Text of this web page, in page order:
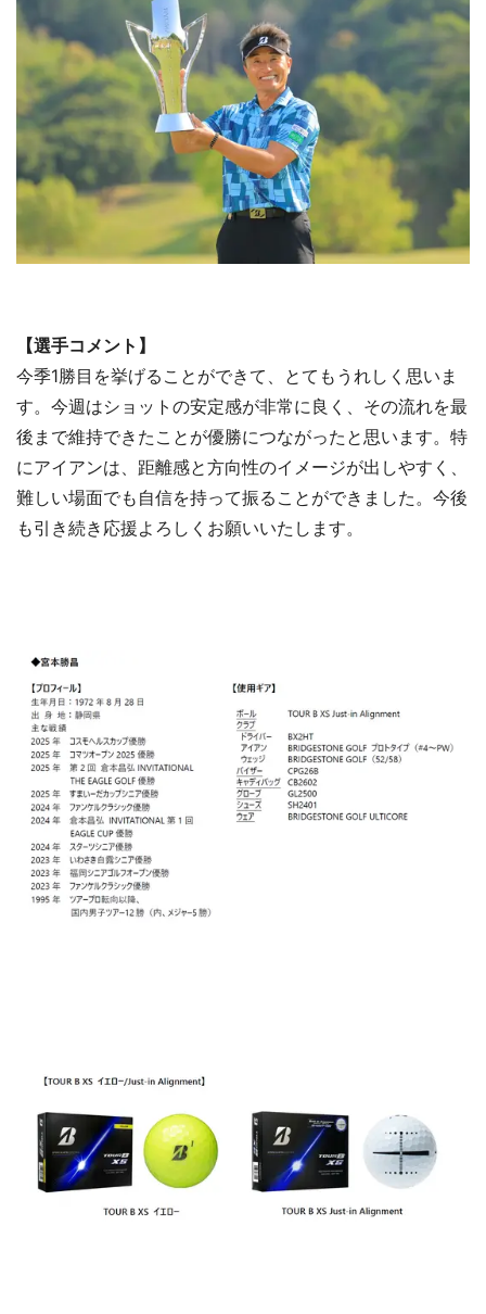
【選手コメント】
今季1勝目を挙げることができて、とてもうれしく思いま
す。今週はショットの安定感が非常に良く、その流れを最
後まで維持できたことが優勝につながったと思います。特
にアイアンは、距離感と方向性のイメージが出しやすく、
難しい場面でも自信を持って振ることができました。今後
も引き続き応援よろしくお願いいたします。